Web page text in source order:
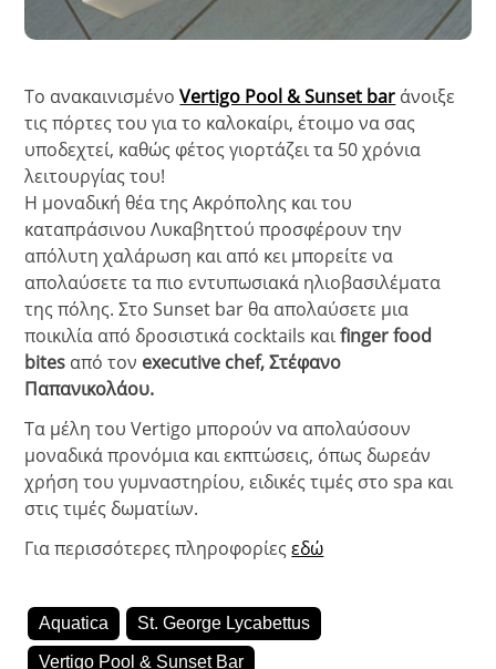
Tο ανακαινισμένοVertigo Pool & Sunset bar άνοιξε
τις πόρτες του για το καλοκαίρι, έτοιμο να σας
υποδεχτεί, καθώς φέτος γιορτάζει τα 50 χρόνια
λειτουργίας του!
H μοναδική θέα της Ακρόπολης και του
καταπράσινου Λυκαβηττού προσφέρουν την
απόλυτη χαλάρωση και από κει μπορείτε να
απολαύσετε τα πιο εντυπωσιακά ηλιοβασιλέματα
της πόλης. Στο Sunset bar θα απολαύσετε μια
ποικιλία από δροσιστικά cocktails καιfinger food
bites από τον executive chef, Στέφανο
Παπανικολάου.
Τα μέλη του Vertigo μπορούν να απολαύσουν
μοναδικά προνόμια και εκπτώσεις, όπως δωρεάν
χρήση του γυμναστηρίου, ειδικές τιμές στο spa και
στις τιμές δωματίων.
Για περισσότερες πληροφορίεςεδώ
Aquatica St. George Lycabettus
Vertigo Pool & Sunset Bar